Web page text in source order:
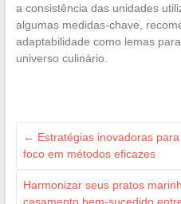
a consistência das unidades
algumas medidas-chave,
adaptabilidade como lemas
universo culinário.
← Estratégias inovadoras
foco em métodos eficazes
Harmonizar seus pratos